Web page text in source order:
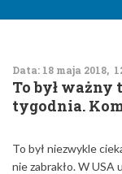
Data: 18 maja 2018,
To był
tygodnia.
To był niezwykle
nie zabrakło. W